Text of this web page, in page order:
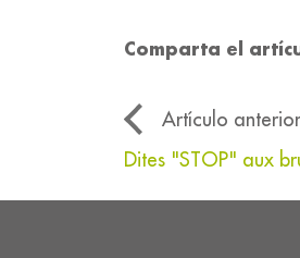
Comparta el
Artículo anterior
Dites "STOP" aux